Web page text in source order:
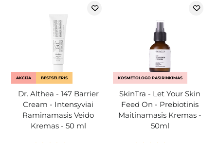
AKCIJA BESTSELERIS
Dr. Althea - 147 Barrier
Cream - Intensyviai
Raminamasis Veido
Kremas - 50 ml
KOSMETOLOGO PASIRINKIMAS
SkinTra - Let Your Skin
Feed On - Prebiotinis
Maitinamasis Kremas -
50ml